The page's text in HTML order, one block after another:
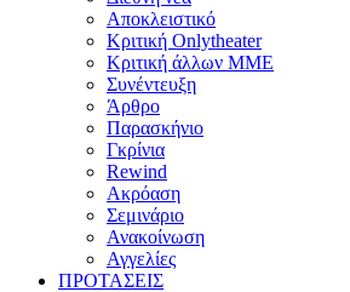
Αποκλειστικό
Κριτική Onlytheater
Κριτική άλλων ΜΜΕ
Συνέντευξη
Άρθρο
Παρασκήνιο
Γκρίνια
Rewind
Ακρόαση
Σεμινάριο
Ανακοίνωση
Αγγελίες
ΠΡΟΤΑΣΕΙΣ